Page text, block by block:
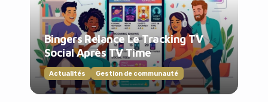
Bingers Relance Le Tracking TV
Social Après TV Time
Actualités Gestion de communauté